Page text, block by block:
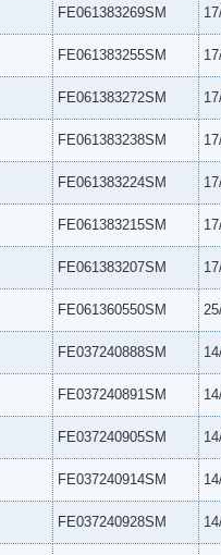
FE061383269SM
FE061383255SM
FE061383272SM
FE061383238SM
FE061383224SM
FE061383215SM
FE061383207SM
FE061360550SM
FE037240888SM
FE037240891SM
FE037240905SM
FE037240914SM
FE037240928SM